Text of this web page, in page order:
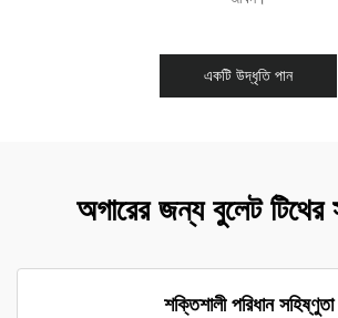
একটি উদ্ধৃতি পান
অগারের জন্য বুলেট টিথের
শক্তিশালী পরিধান সহিষ্ণুতা